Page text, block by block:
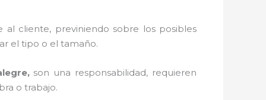
cliente, previniendo sobre los posibles
el tipo o el tamaño.
son una responsabilidad, requieren
o trabajo.